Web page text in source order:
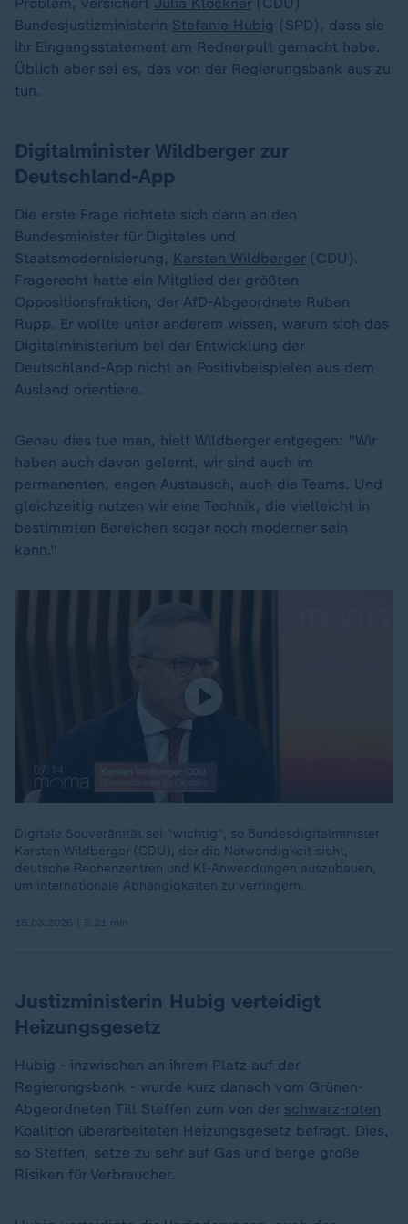
Bundesjustizministerin Stefanie Hubig (SPD), dass sie
ihr Eingangsstatement am Rednerpult gemacht habe.
Üblich aber sei es, das von der Regierungsbank aus zu
tun.
Digitalminister Wildberger zur
Deutschland-App
Die erste Frage richtete sich dann an den
Bundesminister für Digitales und
Staatsmodernisierung, Karsten Wildberger (CDU).
Fragerecht hatte ein Mitglied der größten
Oppositionsfraktion, der AfD-Abgeordnete Ruben
Rupp. Er wollte unter anderem wissen, warum sich das
Digitalministerium bei der Entwicklung der
Deutschland-App nicht an Positivbeispielen aus dem
Ausland orientiere.
Genau dies tue man, hielt Wildberger entgegen: "Wir
haben auch davon gelernt, wir sind auch im
permanenten, engen Austausch, auch die Teams. Und
gleichzeitig nutzen wir eine Technik, die vielleicht in
bestimmten Bereichen sogar noch moderner sein
kann."
Digitale Souveränität sei "wichtig", so Bundesdigitalminister
Karsten Wildberger (CDU), der die Notwendigkeit sieht,
deutsche Rechenzentren und KI-Anwendungen auszubauen,
um internationale Abhängigkeiten zu verringern.
Justizministerin Hubig verteidigt
Heizungsgesetz
Hubig - inzwischen an ihrem Platz auf der
Regierungsbank - wurde kurz danach vom Grünen-
Abgeordneten Till Steffen zum von der schwarz-roten
Koalition überarbeiteten Heizungsgesetz befragt. Dies,
so Steffen, setze zu sehr auf Gas und berge große
Risiken für Verbraucher.